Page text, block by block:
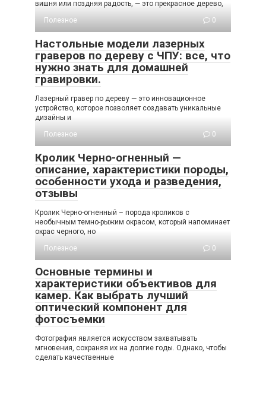
вишня или поздняя радость, — это прекрасное дерево,
Полезное
0
Настольные модели лазерных
граверов по дереву с ЧПУ: все, что
нужно знать для домашней
гравировки.
Лазерный гравер по дереву — это инновационное
устройство, которое позволяет создавать уникальные
дизайны и
Полезное
0
Кролик Черно-огненный —
описание, характеристики породы,
особенности ухода и разведения,
отзывы
Кролик Черно-огненный – порода кроликов с
необычным темно-рыжим окрасом, который напоминает
окрас черного, но
Полезное
0
Основные термины и
характеристики объективов для
камер. Как выбрать лучший
оптический компонент для
фотосъемки
Фотография является искусством захватывать
мгновения, сохраняя их на долгие годы. Однако, чтобы
сделать качественные